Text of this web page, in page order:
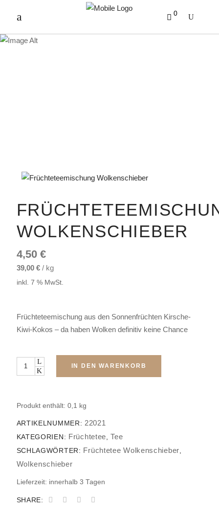
0
WOLKENSCHIEBER
4,50 €
39,00 €/ kg
inkl. 7 % MwSt.
Früchteteemischung aus den Sonnenfrüchten Kirsche-
Kiwi-Kokos – da haben Wolken definitiv keine Chance
Menge IN DEN WARENKORB
Produkt enthält: 0,1 kg
ARTIKELNUMMER: 22021
KATEGORIEN: Früchtetee ,Tee
SCHLAGWÖRTER: Früchtetee Wolkenschieber
Wolkenschieber
Lieferzeit: innerhalb 3 Tagen
SHARE: